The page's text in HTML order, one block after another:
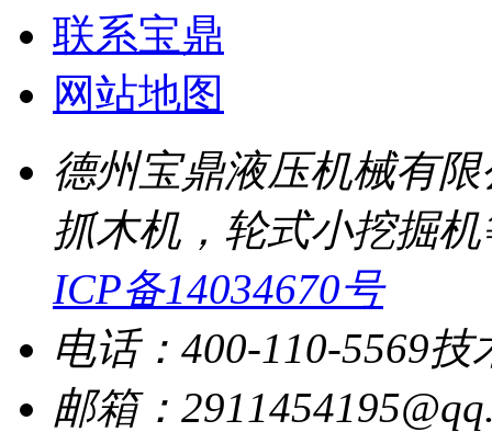
联系宝鼎
网站地图
德州宝鼎液压机械有
抓木机，轮式小挖掘
ICP备14034670号
电话：400-110-5569技
邮箱：